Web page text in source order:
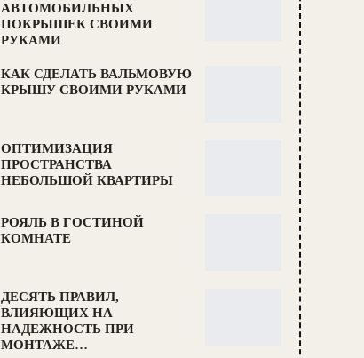
АВТОМОБИЛЬНЫХ
ПОКРЫШЕК СВОИМИ
РУКАМИ
КАК СДЕЛАТЬ ВАЛЬМОВУЮ
КРЫШУ СВОИМИ РУКАМИ
ОПТИМИЗАЦИЯ
ПРОСТРАНСТВА
НЕБОЛЬШОЙ КВАРТИРЫ
РОЯЛЬ В ГОСТИНОЙ
КОМНАТЕ
ДЕСЯТЬ ПРАВИЛ,
ВЛИЯЮЩИХ НА
НАДЕЖНОСТЬ ПРИ
МОНТАЖЕ…